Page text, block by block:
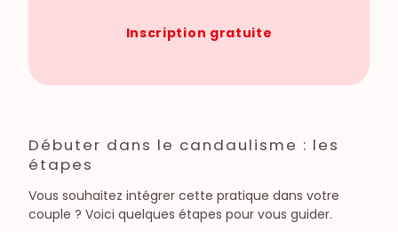
Inscription gratuite
Débuter dans le candaulisme : les
étapes
Vous souhaitez intégrer cette pratique dans votre
couple ? Voici quelques étapes pour vous guider.